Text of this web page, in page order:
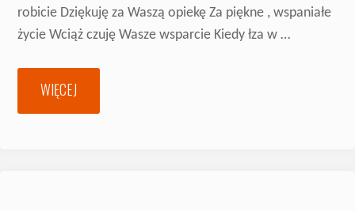
robicie Dziękuję za Waszą opiekę Za piękne , wspaniałe
życie Wciąż czuję Wasze wsparcie Kiedy łza w …
WIĘCEJ